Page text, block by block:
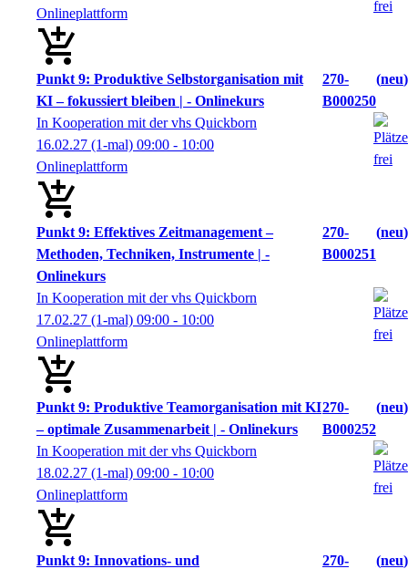
Onlineplattform
Punkt 9: Produktive Selbstorganisation mit
KI – fokussiert bleiben | - Onlinekurs
270-
B000250
neu
In Kooperation mit der vhs Quickborn
16.02.27 (1-mal) 09:00 - 10:00
Onlineplattform
Punkt 9: Effektives Zeitmanagement –
Methoden, Techniken, Instrumente | -
Onlinekurs
270-
B000251
neu
In Kooperation mit der vhs Quickborn
17.02.27 (1-mal) 09:00 - 10:00
Onlineplattform
Punkt 9: Produktive Teamorganisation mit KI
– optimale Zusammenarbeit | - Onlinekurs
270-
B000252
neu
In Kooperation mit der vhs Quickborn
18.02.27 (1-mal) 09:00 - 10:00
Onlineplattform
Punkt 9: Innovations- und
270-
neu